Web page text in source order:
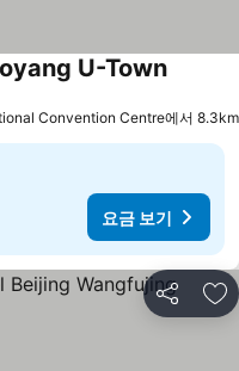
U-Town요금 보
Convention Centre에서 8.3km
요금 보기
공유 즐